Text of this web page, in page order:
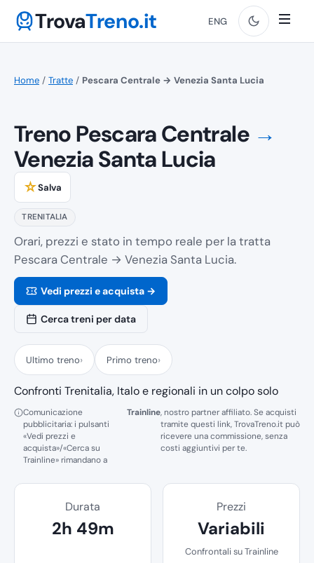
TrovaTreno.it ENG
Home / Tratte / Pescara Centrale → Venezia Santa Lucia
Treno Pescara Centrale →
Venezia Santa Lucia
☆Salva
TRENITALIA
Orari, prezzi e stato in tempo reale per la tratta
Pescara Centrale → Venezia Santa Lucia.
Vedi prezzi e acquista →
Cerca treni per data
Ultimo treno Primo treno
Confronti Trenitalia, Italo e regionali in un colpo solo
Comunicazione
pubblicitaria: i pulsanti
«Vedi prezzi e
acquista»/«Cerca su
Trainline» rimandano a
Trainline, nostro partner affiliato. Se acquisti
tramite questi link, TrovaTreno.it può
ricevere una commissione, senza
costi aggiuntivi per te.
Durata
2h 49m
Prezzi
Variabili
Confrontali su Trainline